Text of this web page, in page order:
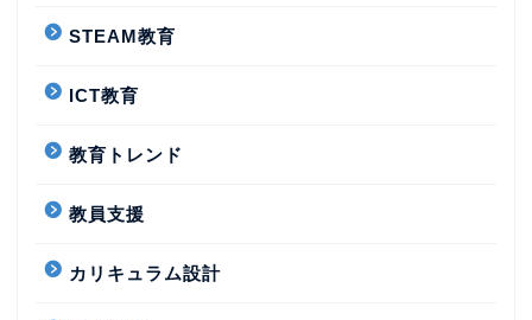
STEAM教育
ICT教育
教育トレンド
教員支援
カリキュラム設計